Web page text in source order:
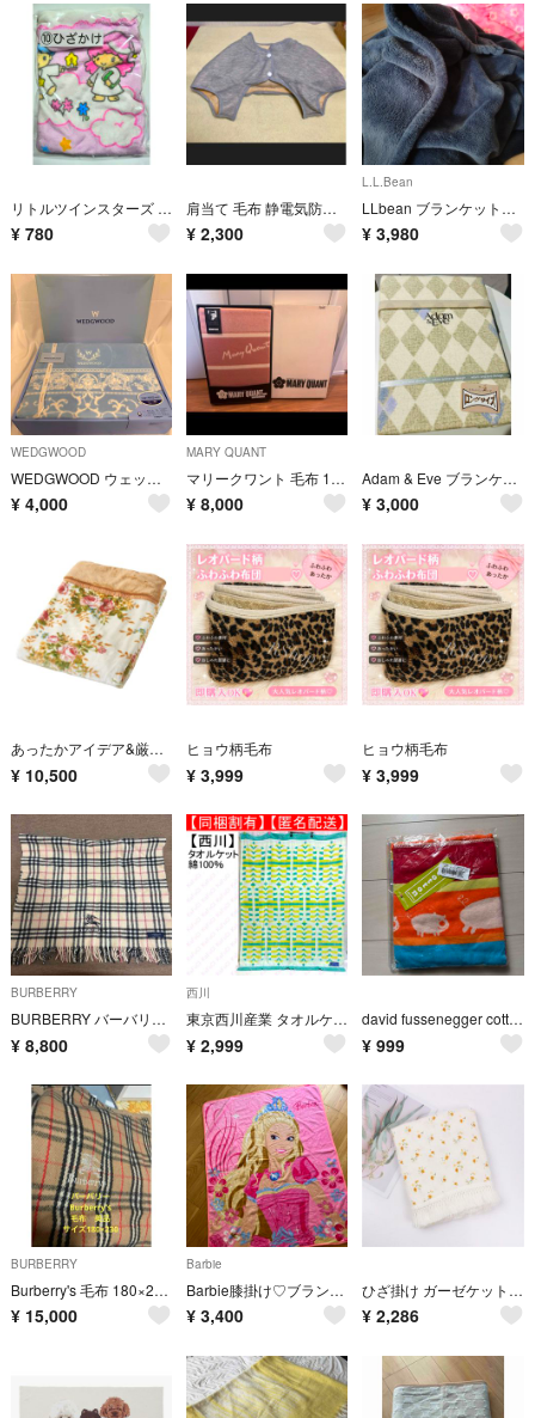
リトルツインスターズ キキララ 当たりくじ ⑩ ひざかけ ブランケット
¥ 780
肩当て 毛布 静電気防止 寝具 就寝 軽量 グレー Lサイズ肩幅46cm対応
¥ 2,300
L.L.Bean
LLbean ブランケット濃紺
¥ 3,980
WEDGWOOD
WEDGWOOD ウェッジウッド 綿毛布 シングル 洗える 毛布 140×200cm
¥ 4,000
MARY QUANT
マリークワント 毛布 140cm x 200cm ダブルサイズ 箱無し 希少
¥ 8,000
Adam & Eve ブランケット毛布 ロングサイズ
¥ 3,000
あったかアイデア&厳選素材 厚手の衿付毛布
¥ 10,500
ヒョウ柄毛布
¥ 3,999
ヒョウ柄毛布
¥ 3,999
BURBERRY
BURBERRY バーバリー ウール100％ ノバチェック ブランケット ロゴ刺繍
¥ 8,800
西川
東京西川産業 タオルケット スカンジナビア 綿100％ 緑 グリーン 柄
¥ 2,999
david fussenegger cotton product ブランケット
¥ 999
BURBERRY
Burberry's 毛布 180×230 チェック柄
¥ 15,000
Barbie
Barbie膝掛け♡ブランケット
¥ 3,400
ひざ掛け ガーゼケット lyto243
¥ 2,286